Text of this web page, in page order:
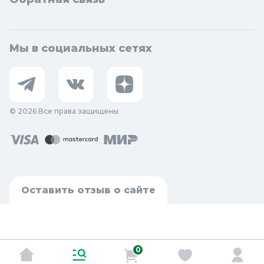
Мы в социальных сетях
© 2026 Все права защищены
Оставить отзыв о сайте
0